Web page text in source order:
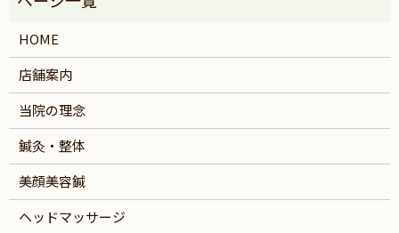
HOME
店舗案内
当院の理念
鍼灸・整体
美顔美容鍼
ヘッドマッサージ